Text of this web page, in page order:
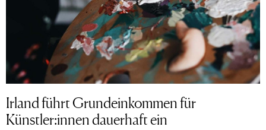
Irland führt Grundeinkommen für
Künstler:innen dauerhaft ein